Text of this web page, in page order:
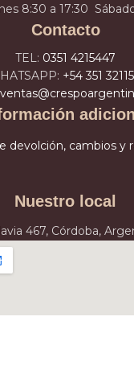
8:30 a 17:30
Contacto
TEL: 0351 4215447
+54 351
devolción, cambios y
Nuestro local
467, Córdoba,